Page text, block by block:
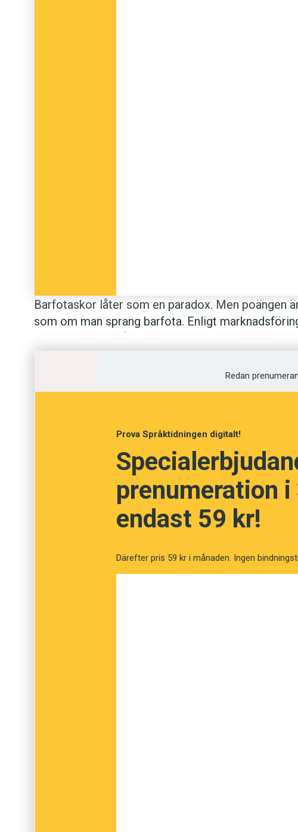
Barfotaskor låter som en paradox. Men poängen
som om man sprang b­arfota. Enligt
stärka upp fot­leder, ben, knäleder menRedan
Prova Språktidningen digitalt!
prenumeration
endast 59 kr!
Därefter pris 59 kr i månaden. Ingen